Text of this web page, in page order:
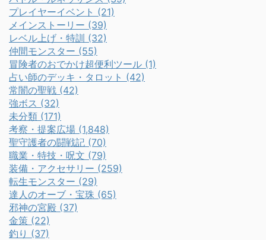
プレイヤーイベント (21)
メインストーリー (39)
レベル上げ・特訓 (32)
仲間モンスター (55)
冒険者のおでかけ超便利ツール (1)
占い師のデッキ・タロット (42)
常闇の聖戦 (42)
強ボス (32)
未分類 (171)
考察・提案広場 (1,848)
聖守護者の闘戦記 (70)
職業・特技・呪文 (79)
装備・アクセサリー (259)
転生モンスター (29)
達人のオーブ・宝珠 (65)
邪神の宮殿 (37)
金策 (22)
釣り (37)